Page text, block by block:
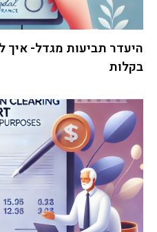
היעדר תביעות מגדל- איך
בקלות